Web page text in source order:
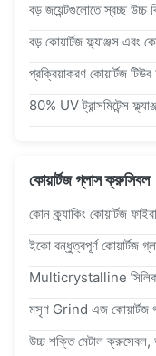
বড় জয়েন্টগুলোতে স্বচ্ছ উচ্চ
বড় কোয়ার্টজ ফ্ল্যাঞ্জস এবং
প্রক্রিয়াকরণ কোয়ার্টজ
কোয়ার্টজ গ্লাস ক্রুসিবল
কোন ক্র্যাকিং কোয়ার্টজ
ইকো বন্ধুত্বপূর্ণ কোয়ার্টজ
মসৃণ Grind এজ কোয়ার্টজ
উচ্চ শক্তি মেটাল ক্রুসেবল,